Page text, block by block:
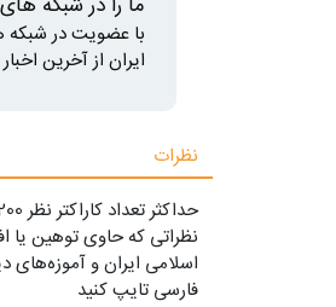
با عضویت در شبکه
ایران از آخرین
نظرات
حداکثر تعداد کاراکتر نظر 200 ميياشد
نظراتی که حاوی توهین یا
اسلامی ایران و آموزه‌های
فارسی تایپ کنید